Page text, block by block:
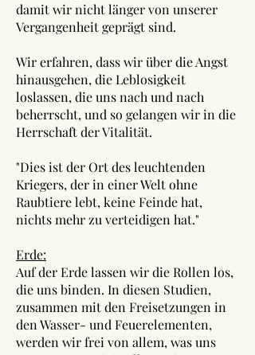
damit wir nicht länger von unserer
Vergangenheit geprägt sind.
Wir erfahren, dass wir über die Angst
hinausgehen, die Leblosigkeit
loslassen, die uns nach und nach
beherrscht, und so gelangen wir in die
Herrschaft der Vitalität.
"Dies ist der Ort des leuchtenden
Kriegers, der in einer Welt ohne
Raubtiere lebt, keine Feinde hat,
nichts mehr zu verteidigen hat."
Erde:
Auf der Erde lassen wir die Rollen los,
die uns binden. In diesen Studien,
zusammen mit den Freisetzungen in
den Wasser- und Feuerelementen,
werden wir frei von allem, was uns